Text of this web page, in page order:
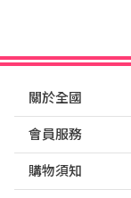
關於全國
會員服務
購物須知